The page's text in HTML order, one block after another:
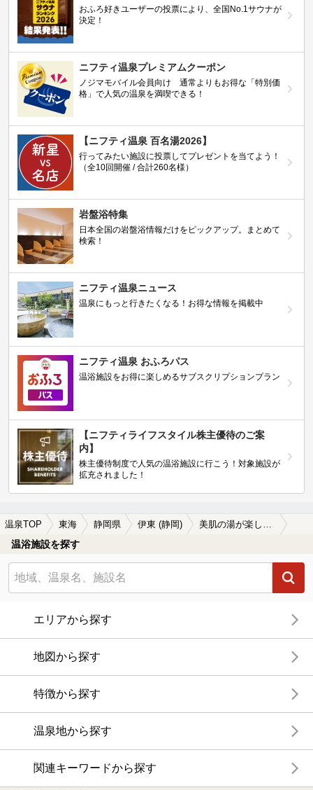
おふろ好きユーザーの投票により、全国No.1サウナが
決定！
ニフティ温泉プレミアムクーポン
ノジマモバイル会員向け 通常よりもお得な「特別価
格」で人気の温泉を満喫できる！
【ニフティ温泉 百名湯2026】
行ってみたい施設に投票してプレゼントを当てよう！
（全10回開催 / 合計260名様）
岩盤浴特集
日本全国の岩盤浴情報だけをピックアップ。まとめて
検索！
ニフティ温泉ニュース
温泉にもっと行きたくなる！お得な情報を掲載中
ニフティ温泉 おふろパス
温浴施設をお得に楽しめるサブスクリプションプラン
【ニフティライフスタイル株主優待のご案
内】
株主優待制度で人気の温浴施設に行こう！対象施設が
拡充されました！
温泉TOP 東海 静岡県 伊東 (静岡) 美肌の湯が楽しめる伊東 (静岡)の温泉、日帰り温泉、スーパー銭湯おすすめ
温浴施設を探す
エリアから探す
地図から探す
特徴から探す
温泉地から探す
関連キーワードから探す